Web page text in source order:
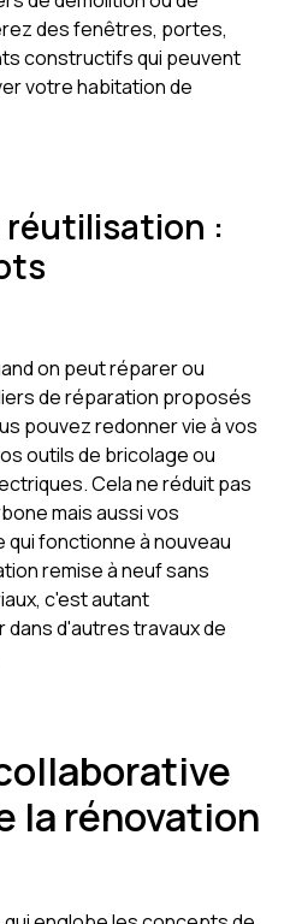
des fenêtres, portes,
constructifs qui peuvent
votre habitation de
:
on peut réparer ou
de réparation proposés
pouvez redonner vie à vos
outils de bricolage ou
Cela ne réduit pas
mais aussi vos
fonctionne à nouveau
remise à neuf sans
c'est autant
d'autres travaux de
la rénovation